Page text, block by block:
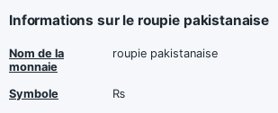
Informations sur le roupie pakistanaise
Nom de la
monnaie
roupie pakistanaise
Symbole
₨